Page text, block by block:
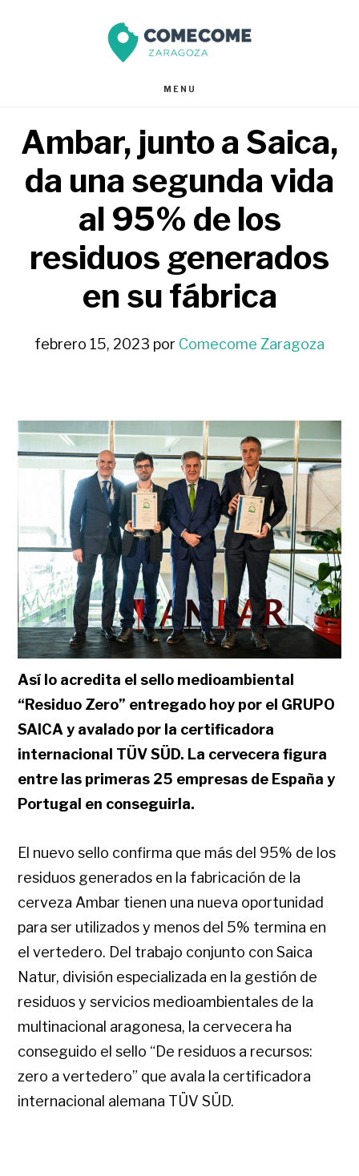
página
MENU
Ambar, junto a Saica,
da una segunda vida
al 95% de los
residuos generados
en su fábrica
febrero 15, 2023 por Comecome Zaragoza
Así lo acredita el sello medioambiental
“Residuo Zero” entregado hoy por el GRUPO
SAICA y avalado por la certificadora
internacional TÜV SÜD. La cervecera figura
entre las primeras 25 empresas de España y
Portugal en conseguirla.
El nuevo sello confirma que más del 95% de los
residuos generados en la fabricación de la
cerveza Ambar tienen una nueva oportunidad
para ser utilizados y menos del 5% termina en
el vertedero. Del trabajo conjunto con Saica
Natur, división especializada en la gestión de
residuos y servicios medioambientales de la
multinacional aragonesa, la cervecera ha
conseguido el sello “De residuos a recursos:
zero a vertedero” que avala la certificadora
internacional alemana TÜV SÜD.